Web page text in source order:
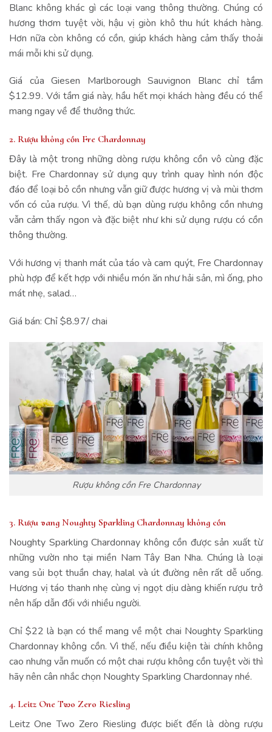
Blanc không khác gì các loại vang thông thường. Chúng có
hương thơm tuyệt vời, hậu vị giòn khô thu hút khách hàng.
Hơn nữa còn không có cồn, giúp khách hàng cảm thấy thoải
mái mỗi khi sử dụng.
Giá của Giesen Marlborough Sauvignon Blanc chỉ tầm
$12.99. Với tầm giá này, hầu hết mọi khách hàng đều có thể
mang ngay về để thưởng thức.
2. Rượu không cồn Fre Chardonnay
Đây là một trong những dòng rượu không cồn vô cùng đặc
biệt. Fre Chardonnay sử dụng quy trình quay hình nón độc
đáo để loại bỏ cồn nhưng vẫn giữ được hương vị và mùi thơm
vốn có của rượu. Vì thế, dù bạn dùng rượu không cồn nhưng
vẫn cảm thấy ngon và đặc biệt như khi sử dụng rượu có cồn
thông thường.
Với hương vị thanh mát của táo và cam quýt, Fre Chardonnay
phù hợp để kết hợp với nhiều món ăn như hải sản, mì ống, pho
mát nhẹ, salad…
Giá bán: Chỉ $8.97/ chai
Rượu không cồn Fre Chardonnay
3. Rượu vang Noughty Sparkling Chardonnay không cồn
Noughty Sparkling Chardonnay không cồn được sản xuất từ
những vườn nho tại miền Nam Tây Ban Nha. Chúng là loại
vang sủi bọt thuần chay, halal và út đường nên rất dễ uống.
Hương vị táo thanh nhẹ cùng vị ngọt dịu dàng khiến rượu trở
nên hấp dẫn đối với nhiều người.
Chỉ $22 là bạn có thể mang về một chai Noughty Sparkling
Chardonnay không cồn. Vì thế, nếu điều kiện tài chính không
cao nhưng vẫn muốn có một chai rượu không cồn tuyệt vời thì
hãy nên cân nhắc chọn Noughty Sparkling Chardonnay nhé.
4. Leitz One Two Zero Riesling
Leitz One Two Zero Riesling được biết đến là dòng rượu